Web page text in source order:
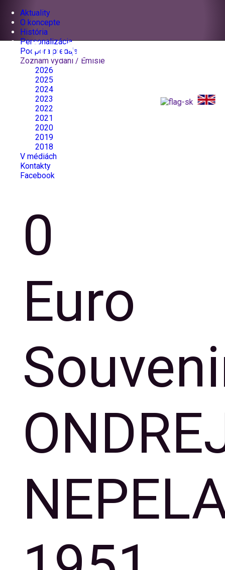
Aktuality
O koncepte
História
Personalizácia
Podpora predaja
Zoznam vydaní / Emisie
2026
2025
2024
2023
2022
2021
2020
2019
2018
V médiách
Kontakty
Facebook
0
Euro